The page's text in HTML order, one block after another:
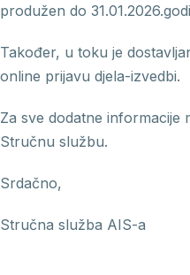
produžen do
Također, u toku je
online prijavu djela-izvedbi.
Za sve dodatne informacije
Stručnu službu.
Srdačno,
Stručna služba AIS-a